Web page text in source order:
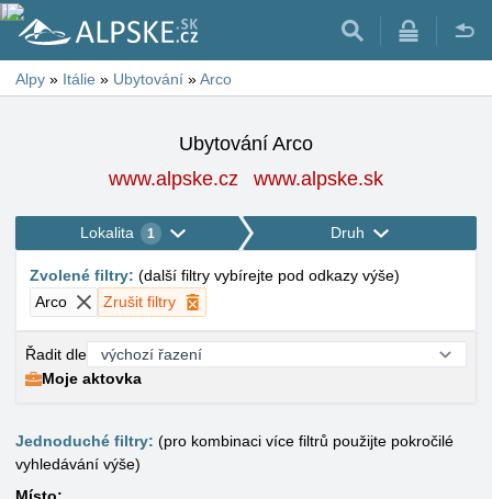
Alpy » Itálie » Ubytování »Arco
Ubytování Arco
www.alpske.cz
www.alpske.sk
Lokalita 1 Druh
Zvolené filtry: (další filtry vybírejte pod odkazy výše)
Arco
Zrušit filtry
Řadit dle
Moje aktovka
Jednoduché filtry: (pro kombinaci více filtrů použijte pokročilé
vyhledávání výše)